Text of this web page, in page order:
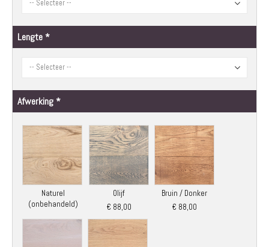
Lengte
Afwerking
Naturel
(onbehandeld)
Olijf
€ 88,00
Bruin / Donker
€ 88,00